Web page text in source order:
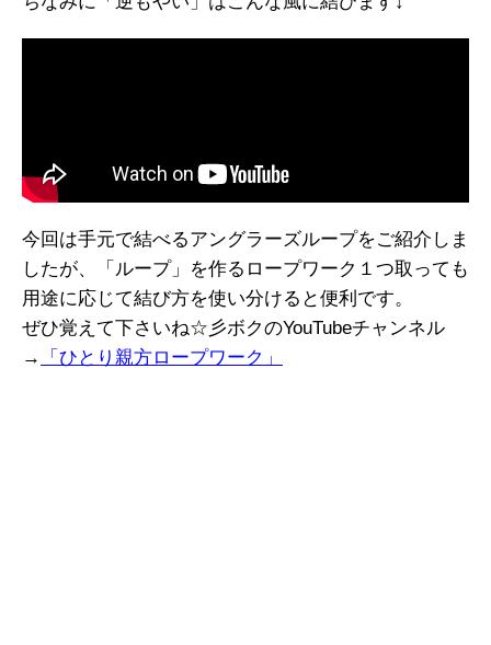
今回は手元で結べるアングラーズループをご紹介しま
したが、「ループ」を作るロープワーク１つ取っても
用途に応じて結び方を使い分けると便利です。
ぜひ覚えて下さいね☆彡ボクのYouTubeチャンネル
→
「ひとり親方ロープワーク」